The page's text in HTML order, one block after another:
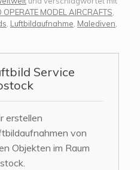
OPERATE MODEL AIRCRAFTS
Luftbildaufnahme Malediven
Service
erstellen
von
Objekten im Raum